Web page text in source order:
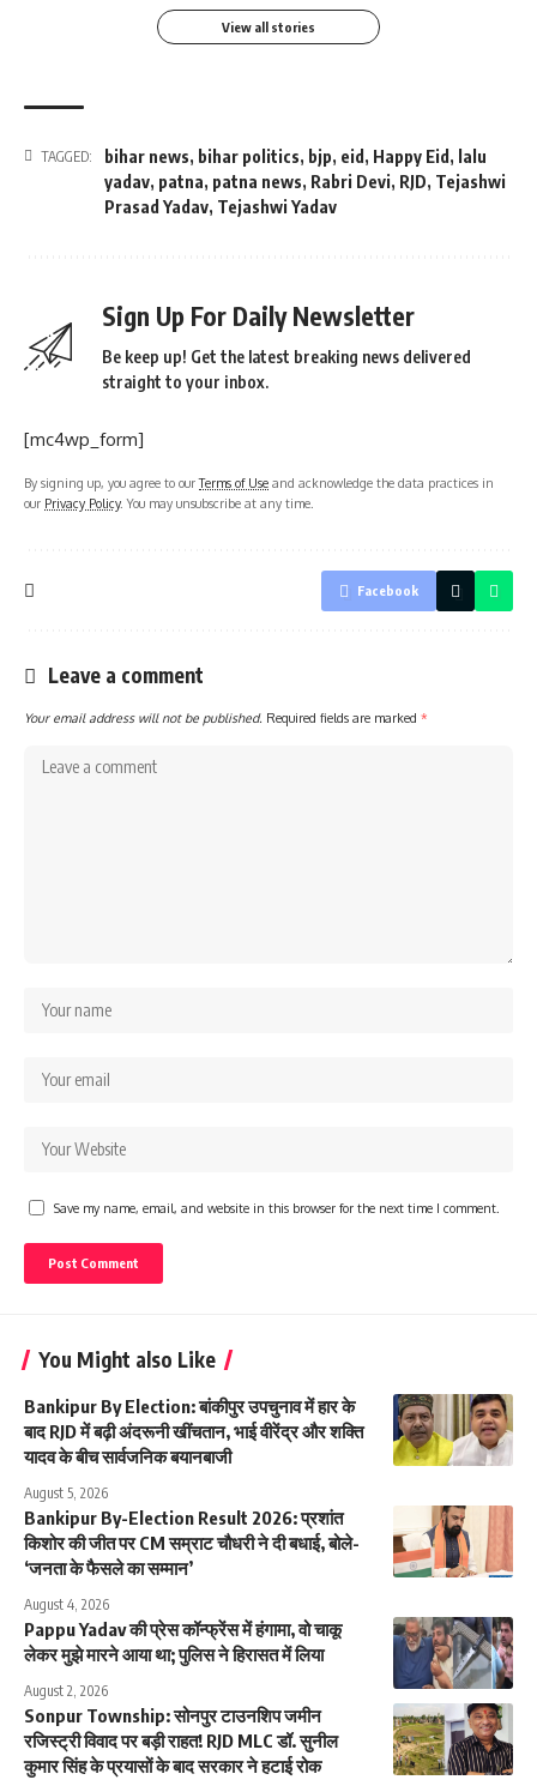
View all stories
TAGGED: bihar news, bihar politics, bjp, eid , Happy Eid , lalu
yadav, patna, patna news, Rabri Devi, RJD, Tejashwi
Prasad Yadav, Tejashwi Yadav
Sign Up For Daily Newsletter
Be keep up! Get the latest breaking news delivered
straight to your inbox.
[mc4wp_form]
By signing up, you agree to ourTerms of Use and acknowledge the data practices in
our Privacy Policy. You may unsubscribe at any time.
Facebook
Leave a comment
Your email address will not be published. Required fields are marked *
Save my name, email, and website in this browser for the next time I comment.
You Might also Like
Bankipur By Election: बांकीपुर उपचुनाव में हार के
बाद RJD में बढ़ी अंदरूनी खींचतान, भाई वीरेंद्र और शक्ति
यादव के बीच सार्वजनिक बयानबाजी
August 5, 2026
Bankipur By-Election Result 2026: प्रशांत
किशोर की जीत पर CM सम्राट चौधरी ने दी बधाई, बोले-
‘जनता के फैसले का सम्मान’
August 4, 2026
Pappu Yadav की प्रेस कॉन्फ्रेंस में हंगामा, वो चाकू
लेकर मुझे मारने आया था; पुलिस ने हिरासत में लिया
August 2, 2026
Sonpur Township: सोनपुर टाउनशिप जमीन
रजिस्ट्री विवाद पर बड़ी राहत! RJD MLC डॉ. सुनील
कुमार सिंह के प्रयासों के बाद सरकार ने हटाई रोक